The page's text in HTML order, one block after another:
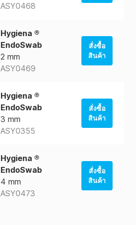
ASY0468
สั่งซื้อจาก
AUS Store
Hygiena ®
EndoSwab
2 mm
ASY0469
สั่งซื้อ
สินค้า
สั่งซื้อจาก
AUS Store
Hygiena ®
EndoSwab
3 mm
ASY0355
สั่งซื้อ
สินค้า
สั่งซื้อจาก
AUS Store
Hygiena ®
EndoSwab
4 mm
ASY0473
สั่งซื้อ
สินค้า